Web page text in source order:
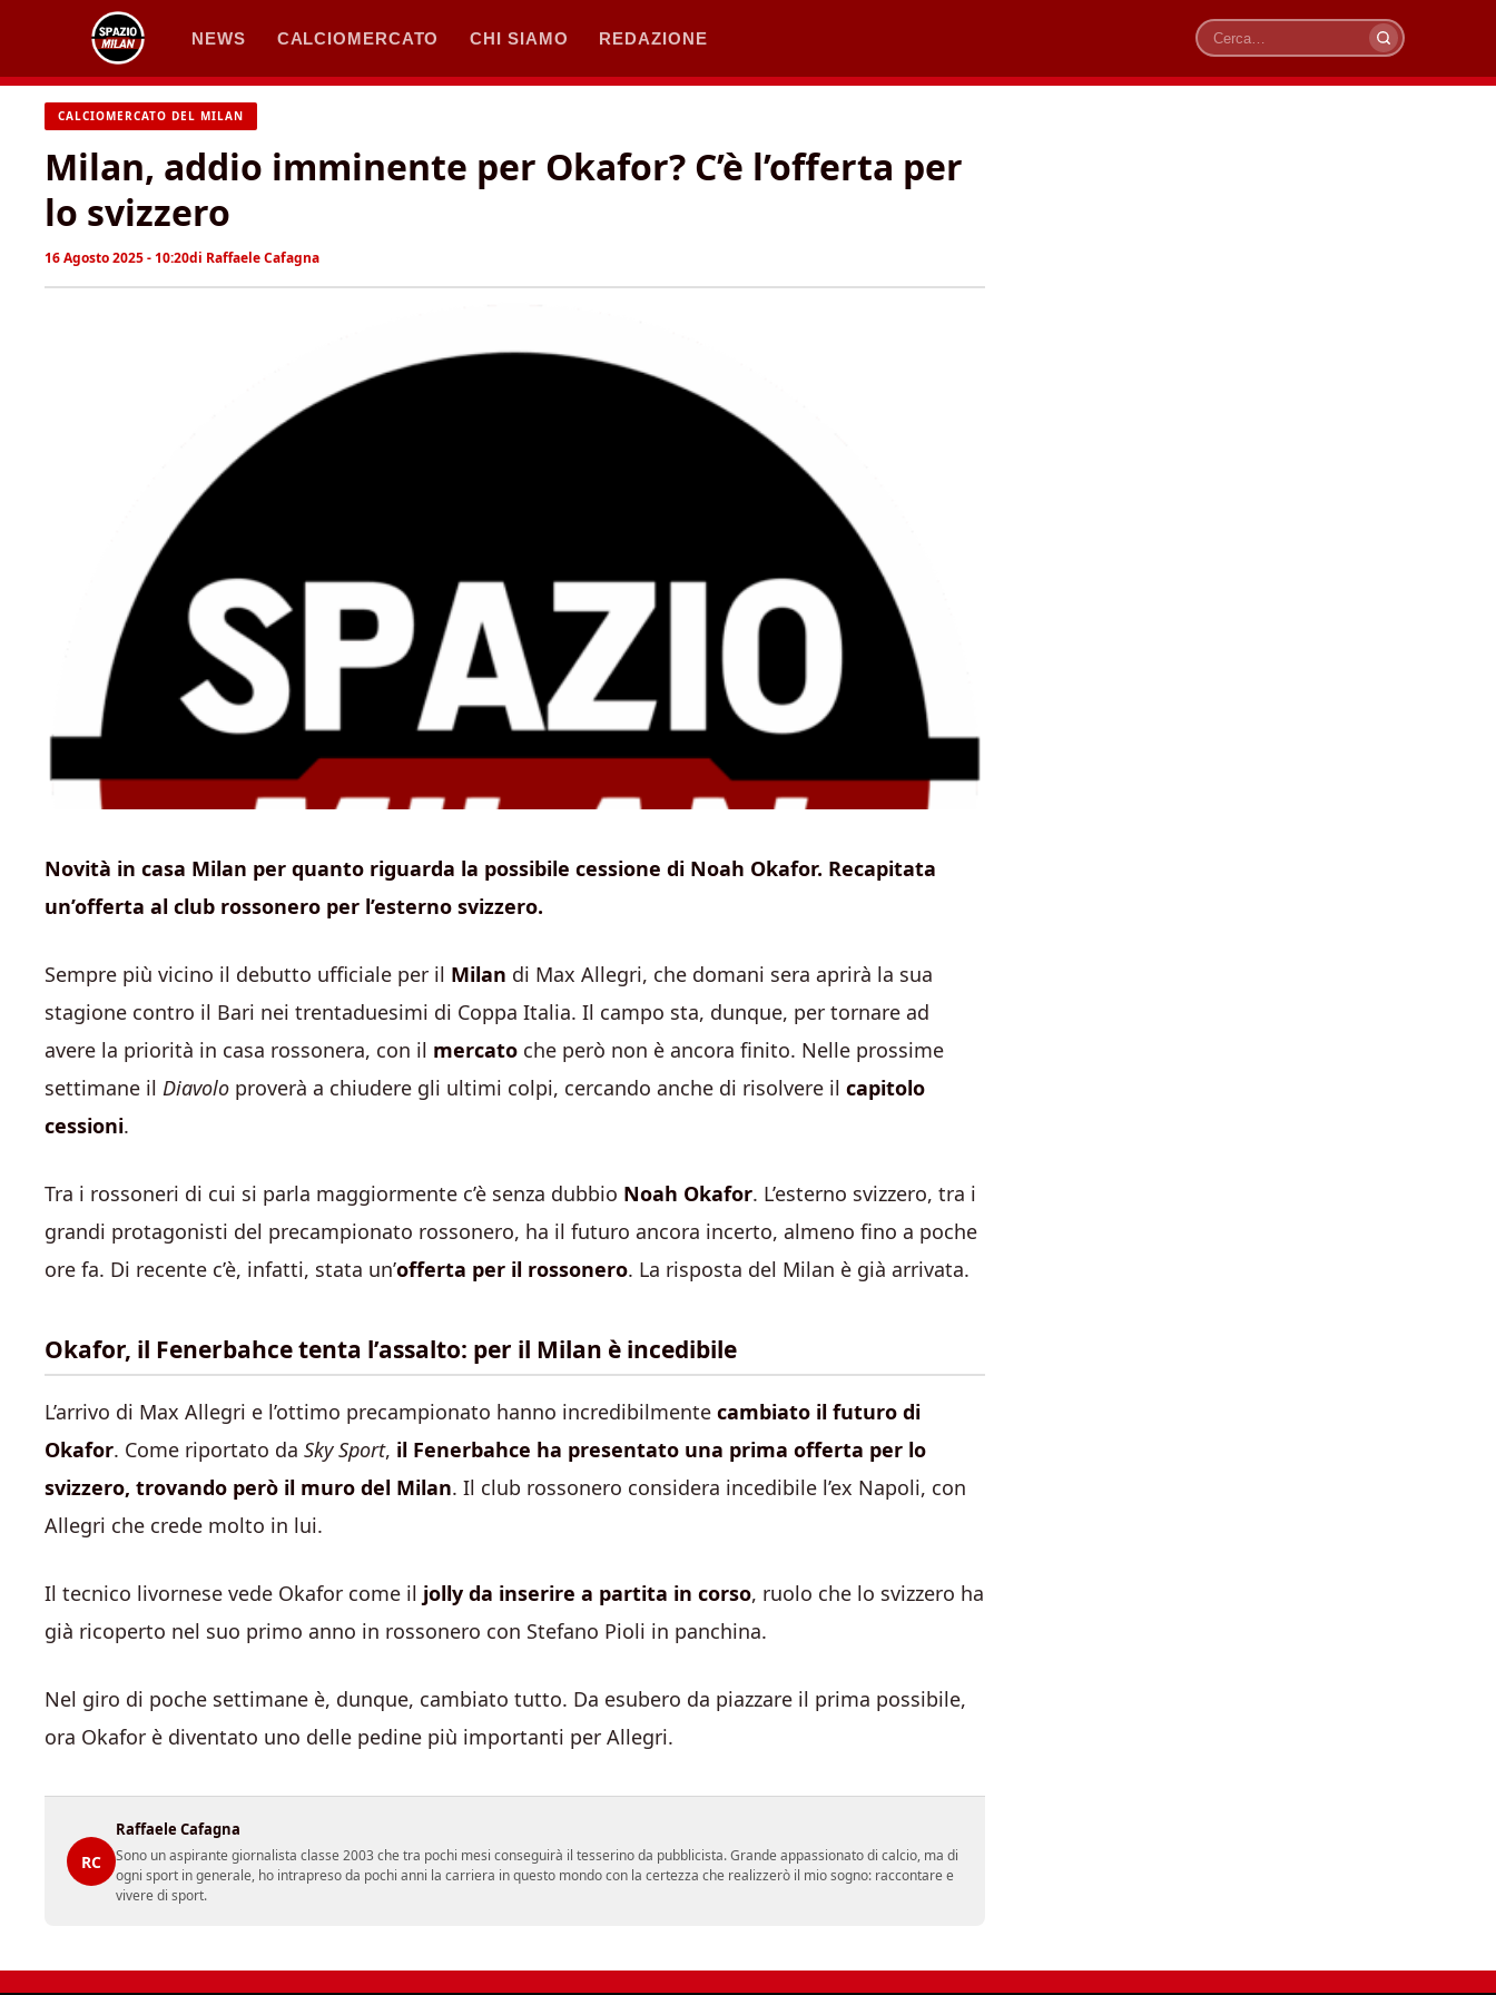
contenuto
NEWS CALCIOMERCATO CHI SIAMO REDAZIONE
Cerca
CALCIOMERCATO DEL MILAN
Milan, addio imminente per Okafor? C’è l’offerta per
lo svizzero
16 Agosto 2025 - 10:20di Raffaele Cafagna
Novità in casa Milan per quanto riguarda la possibile cessione di Noah Okafor. Recapitata
un’offerta al club rossonero per l’esterno svizzero.
Sempre più vicino il debutto ufficiale per il Milan di Max Allegri, che domani sera aprirà la sua
stagione contro il Bari nei trentaduesimi di Coppa Italia. Il campo sta, dunque, per tornare ad
avere la priorità in casa rossonera, con il mercato che però non è ancora finito. Nelle prossime
settimane il Diavolo proverà a chiudere gli ultimi colpi, cercando anche di risolvere il capitolo
cessioni.
Tra i rossoneri di cui si parla maggiormente c’è senza dubbio Noah Okafor. L’esterno svizzero, tra i
grandi protagonisti del precampionato rossonero, ha il futuro ancora incerto, almeno fino a poche
ore fa. Di recente c’è, infatti, stata un’offerta per il rossonero. La risposta del Milan è già arrivata.
Okafor, il Fenerbahce tenta l’assalto: per il Milan è incedibile
L’arrivo di Max Allegri e l’ottimo precampionato hanno incredibilmente cambiato il futuro di
Okafor. Come riportato da Sky Sport, il Fenerbahce ha presentato una prima offerta per lo
svizzero, trovando però il muro del Milan. Il club rossonero considera incedibile l’ex Napoli, con
Allegri che crede molto in lui.
Il tecnico livornese vede Okafor come il jolly da inserire a partita in corso, ruolo che lo svizzero ha
già ricoperto nel suo primo anno in rossonero con Stefano Pioli in panchina.
Nel giro di poche settimane è, dunque, cambiato tutto. Da esubero da piazzare il prima possibile,
ora Okafor è diventato uno delle pedine più importanti per Allegri.
RC
Raffaele Cafagna
Sono un aspirante giornalista classe 2003 che tra pochi mesi conseguirà il tesserino da pubblicista. Grande appassionato di calcio, ma di
ogni sport in generale, ho intrapreso da pochi anni la carriera in questo mondo con la certezza che realizzerò il mio sogno: raccontare e
vivere di sport.